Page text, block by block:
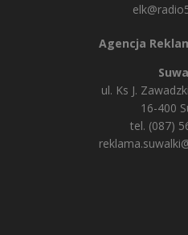
Agencja
ul. Ks J.
16-400
tel. (087)